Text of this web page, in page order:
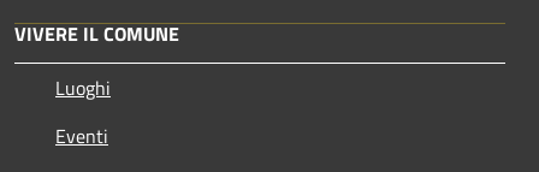
VIVERE IL COMUNE
Luoghi
Eventi